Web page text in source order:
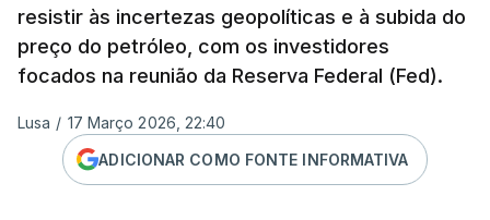
resistir às incertezas geopolíticas e à subida do
preço do petróleo, com os investidores
focados na reunião da Reserva Federal (Fed).
Lusa / 17 Março 2026, 22:40
ADICIONAR COMO FONTE INFORMATIVA